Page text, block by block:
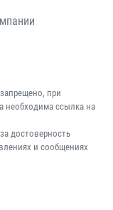
при
необходима ссылка на
достоверность
и сообщениях